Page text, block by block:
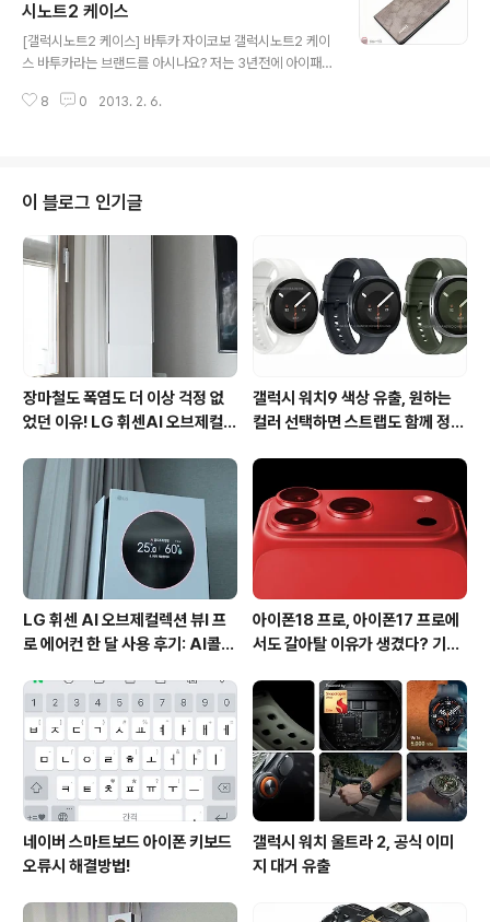
드를 비롯해 할인카드, 지폐를 들고 다니는 여성분들이 좋
아할만한 케이스가 아닌가 생각됩니다. 포레스트그린 갤럭
시S3 지갑형 Wallet 케이스는 FHWS-104와 FHWS-2
04 두가지로 출시되어 있는데요. 두 제품 모두 색상과 모
서리의 곡선, 외형의 일부를 제외하고는 거의 흡사한 기능
시노트2 케이스
[갤럭시노트2 케이스] 바투카 자이코보 갤럭시노트2 케이
스 바투카라는 브랜드를 아시나요? 저는 3년전에 아이패
이패드, 갤럭시탭 등 케이스와 파우치를 비롯해 백팩과 크
이스가 우선 출시되었고, 향후 지속적으로 지원 단말기를
늘려간다고 합니다. 이번에 소개해드릴 제품은 바투카에서
출시한 파이톤 브라운 명품 갤럭시노트2 케이스입니다. 파
이톤 브라운 갤럭시노트2 케이스는 PU 파이톤 무늬로 고
급스러움이 느껴지는 케이스인데요. 그럼 지금부터 간단하
게 소개해드릴께요 ^^ 파이톤 브라운 갤럭시노트2 케이..
8 0 2013. 2. 6.
이 블로그 인기글
장마철도 폭염도 더 이상 걱정 없
었던 이유! LG 휘센AI 오브제컬렉
사용 후기
갤럭시 워치9 색상 유출, 원하는
컬러 선택하면 스트랩도 함께 정해
LG 휘센 AI 오브제컬렉션 뷰I 프
로 에어컨 한 달 사용 후기: AI콜드
아이폰18 프로, 아이폰17 프로에
서도 갈아탈 이유가 생겼다? 기대
네이버 스마트보드 아이폰 키보드
오류시 해결방법!
갤럭시 워치 울트라 2, 공식 이미
지 대거 유출